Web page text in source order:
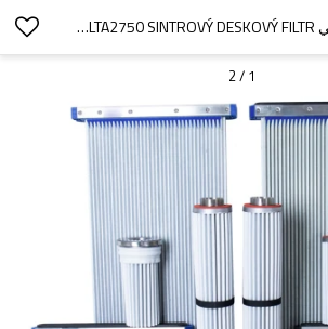
استبدال الرعي DELTA2750 SINTROVÝ DESKOVÝ FILTR ، فواصل من النوع المرشح مرشح LAMELLEN
1
/
2